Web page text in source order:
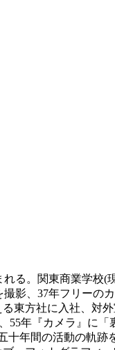
る。関東商業学校(
影、37年フリーの
東方社に入社、対
年『カメラ』に「
十年間の活動の軌跡